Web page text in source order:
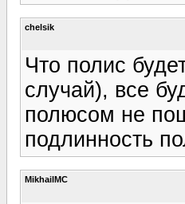
chelsik
Что полис
случай), все
полюсом не
подлинность
MikhailMC